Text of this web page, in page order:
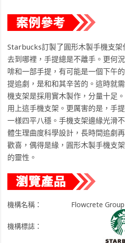
Starbucks訂製了圓形木製手機支
去到哪裡，手提總是不離手。更何
啡和一部手提，有可能是一個下午
提追劇，是和和其辛苦的。這時就
機支架是採用實木製作，分量十足
用上這手機支架。更厲害的是，手
一樣四平八穩。手機支架邊緣光滑
體生理曲度科學設計，長時間追劇
歡喜，偶得是緣，圓形木製手機支
的靈性。
機構名稱： Flowcrete
機構標誌：